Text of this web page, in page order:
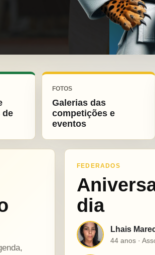
de
FOTOS
Galerias das
competições e
eventos
FEDERADOS
dia
L Lhais
44 anos ·